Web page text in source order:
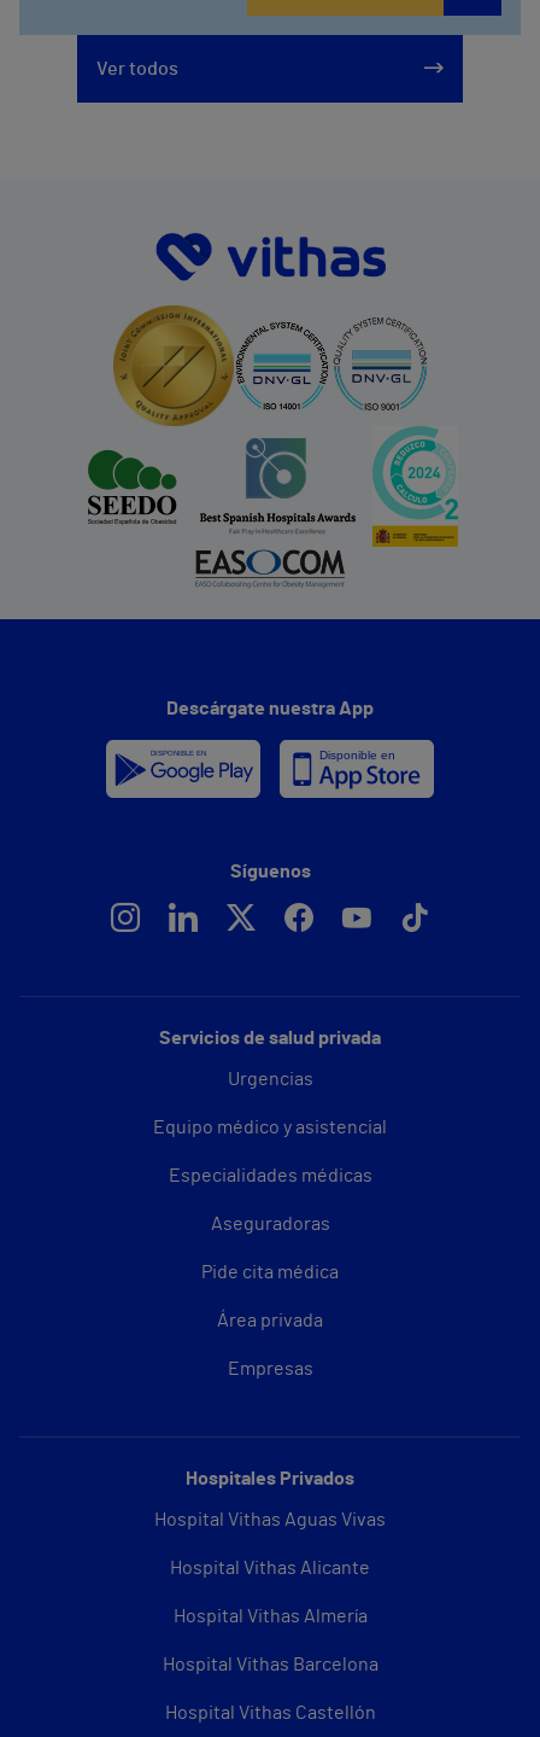
Ver todos
Servicios de salud privada
Urgencias
Equipo médico y asistencial
Especialidades médicas
Aseguradoras
Pide cita médica
Área privada
Empresas
Hospitales Privados
Hospital Vithas Aguas Vivas
Hospital Vithas Alicante
Hospital Vithas Almería
Hospital Vithas Barcelona
Hospital Vithas Castellón
Descárgate nuestra App
Síguenos